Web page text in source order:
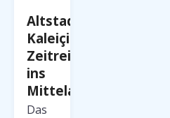
Altstadt
Kaleiçi:
Zeitreise
ins
Mittelalter
Das